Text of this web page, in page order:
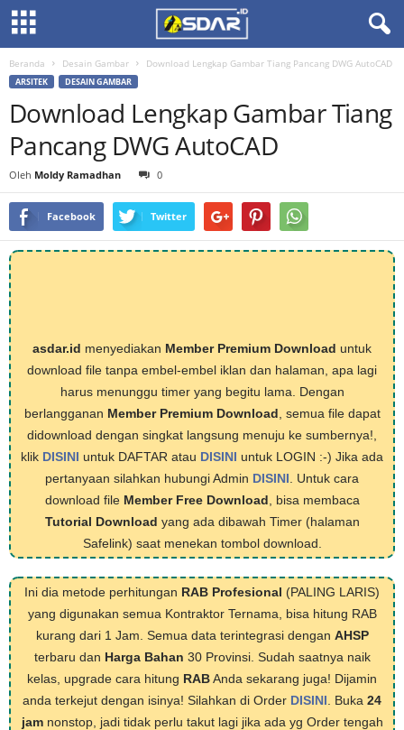
Beranda Desain Gambar Download Lengkap Gambar Tiang Pancang DWG AutoCAD
ARSITEK DESAIN GAMBAR
Download Lengkap Gambar Tiang
Pancang DWG AutoCAD
Oleh Moldy Ramadhan 0
Facebook Twitter
asdar.id menyediakan Member Premium Download untuk
download file tanpa embel-embel iklan dan halaman, apa lagi
harus menunggu timer yang begitu lama. Dengan
berlangganan Member Premium Download , semua file dapat
didownload dengan singkat langsung menuju ke sumbernya!,
klik DISINI untuk DAFTAR atau DISINI untuk LOGIN :-) Jika ada
pertanyaan silahkan hubungi Admin DISINI . Untuk cara
download file Member Free Download , bisa membaca
Tutorial Download yang ada dibawah Timer (halaman
Safelink) saat menekan tombol download.
Ini dia metode perhitungan RAB Profesional (PALING LARIS)
yang digunakan semua Kontraktor Ternama, bisa hitung RAB
kurang dari 1 Jam. Semua data terintegrasi dengan AHSP
terbaru dan Harga Bahan 30 Provinsi. Sudah saatnya naik
kelas, upgrade cara hitung RABAnda sekarang juga! Dijamin
anda terkejut dengan isinya! Silahkan di Order DISINI . Buka 24
jamnonstop, jadi tidak perlu takut lagi jika ada yg Order tengah